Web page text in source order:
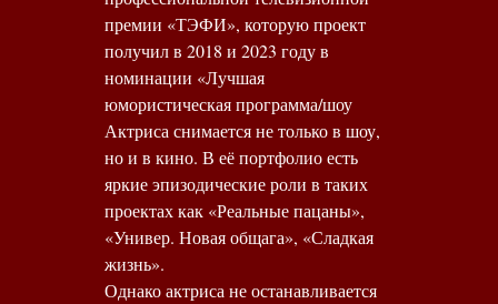
премии «ТЭФИ», которую проект
получил в 2018 и 2023 году в
номинации «Лучшая
юмористическая программа/шоу
Актриса снимается не только в шоу,
но и в кино. В её портфолио есть
яркие эпизодические роли в таких
проектах как «Реальные пацаны»,
«Универ. Новая общага», «Сладкая
жизнь».
Однако актриса не останавливается